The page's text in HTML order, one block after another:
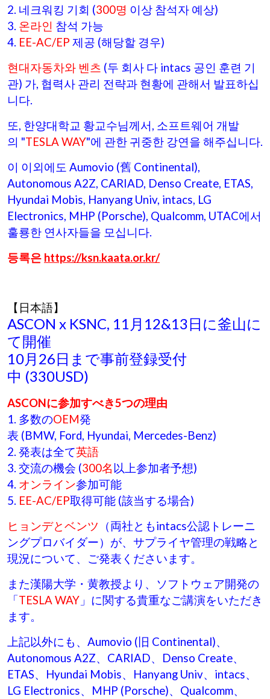
2. 네크워킹 기회 (300명 이상 참석자 예상)
3. 온라인 참석 가능
4. EE-AC/EP 제공 (해당할 경우)
현대자동차와 벤츠 (두 회사 다 intacs 공인 훈련 기
관) 가, 협력사 관리 전략과 현황에 관해서 발표하십
니다.
또, 한양대학교 황교수님께서, 소프트웨어 개발
의 "TESLA WAY"에 관한 귀중한 강연을 해주십니다.
이 이외에도 Aumovio (舊 Continental),
Autonomous A2Z, CARIAD, Denso Create, ETAS,
Hyundai Mobis, Hanyang Univ, intacs, LG
Electronics, MHP (Porsche), Qualcomm, UTAC에서
훌룡한 연사자들을 모십니다.
등록은 https://ksn.kaata.or.kr/
【日本語】
ASCON x KSNC, 11月12&13日に釜山に
て開催
10月26日まで事前登録受付
中 (330USD)
ASCONに参加すべき5つの理由
1. 多数のOEM発
表 (BMW, Ford, Hyundai, Mercedes-Benz)
2. 発表は全て英語
3. 交流の機会 (300名 以上参加者予想)
4. オンライン参加可能
5. EE-AC/EP取得可能 (該当する場合)
ヒョンデとベンツ （両社ともintacs公認トレーニ
ングプロバイダー）が、サプライヤ管理の戦略と
現況について、ご発表くださいます。
また漢陽大学・黄教授より、ソフトウェア開発の
「TESLA WAY 」に関する貴重なご講演をいただき
ます。
上記以外にも、Aumovio (旧 Continental)、
Autonomous A2Z、CARIAD、Denso Create、
ETAS、Hyundai Mobis、Hanyang Univ、intacs、
LG Electronics、MHP (Porsche)、Qualcomm、